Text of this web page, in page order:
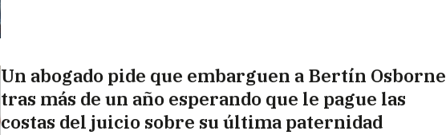
Un abogado pide que embarguen a Bertín Osborne
tras más de un año esperando que le pague las
costas del juicio sobre su última paternidad